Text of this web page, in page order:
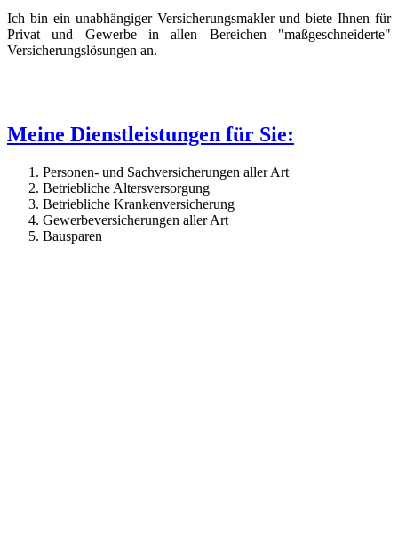
Ich bin ein unabhängiger Versicherungsmakler und biete Ihnen für
Privat und Gewerbe in allen Bereichen "maßgeschneiderte"
Versicherungslösungen an.
Meine Dienstleistungen für Sie:
Personen- und Sachversicherungen aller Art
Betriebliche Altersversorgung
Betriebliche Krankenversicherung
Gewerbeversicherungen aller Art
Bausparen